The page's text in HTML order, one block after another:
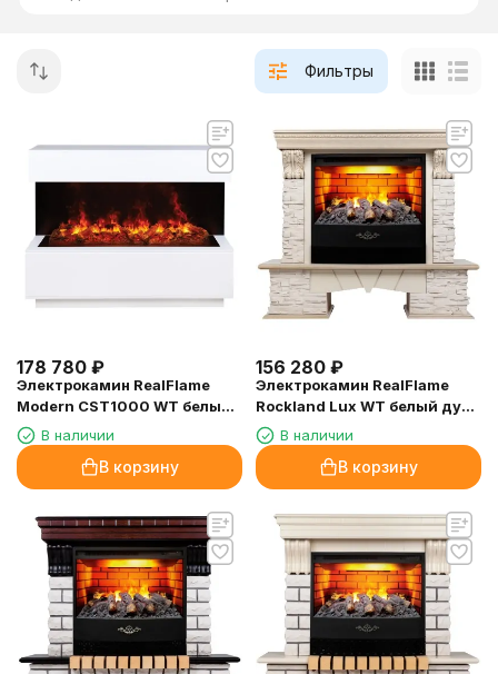
Фильтры
178 780 ₽
Электрокамин RealFlame
Modern CST1000 WT белый
с очагом 3D Cassette 1000
В наличии
В корзину
156 280 ₽
Электрокамин RealFlame
Rockland Lux WT белый дуб
с золотой патиной с очагом
3D Firestar 25,5
В наличии
В корзину